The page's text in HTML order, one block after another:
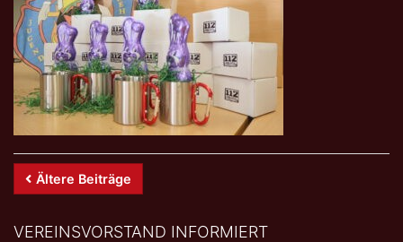
Beitrags-
Navigation
Ältere Beiträge
VEREINSVORSTAND INFORMIERT